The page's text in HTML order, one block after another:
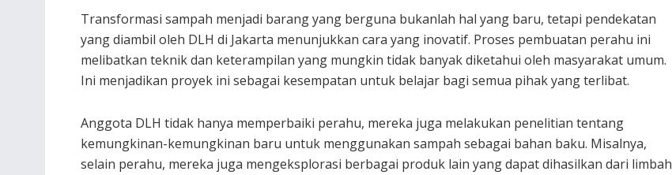
Transformasi sampah menjadi barang yang berguna bukanlah hal yang baru, tetapi pendekatan
yang diambil oleh DLH di Jakarta menunjukkan cara yang inovatif. Proses pembuatan perahu ini
melibatkan teknik dan keterampilan yang mungkin tidak banyak diketahui oleh masyarakat umum.
Ini menjadikan proyek ini sebagai kesempatan untuk belajar bagi semua pihak yang terlibat.
Anggota DLH tidak hanya memperbaiki perahu, mereka juga melakukan penelitian tentang
kemungkinan-kemungkinan baru untuk menggunakan sampah sebagai bahan baku. Misalnya,
selain perahu, mereka juga mengeksplorasi berbagai produk lain yang dapat dihasilkan dari limbah